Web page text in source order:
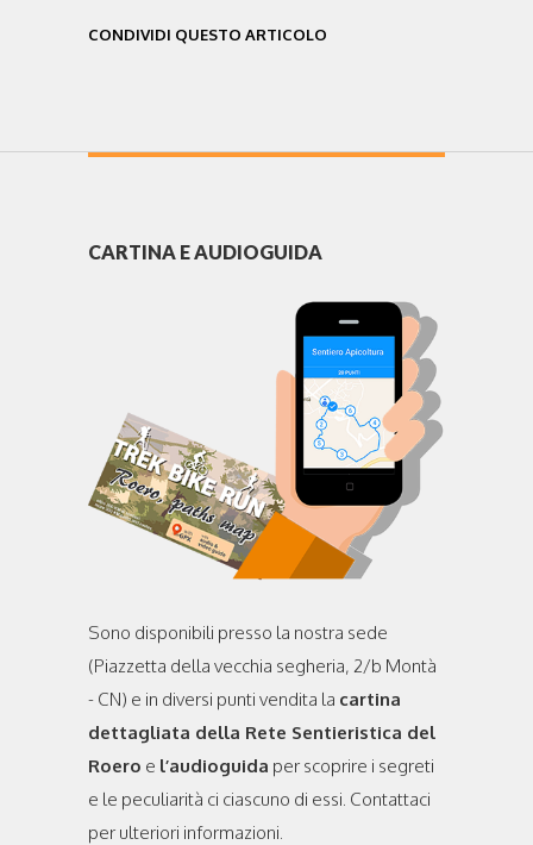
CONDIVIDI QUESTO ARTICOLO
CARTINA E AUDIOGUIDA
Sono disponibili presso la nostra sede
(Piazzetta della vecchia segheria, 2/b Montà
- CN) e in diversi punti vendita la cartina
dettagliata della Rete Sentieristica del
Roero e l’audioguida per scoprire i segreti
e le peculiarità ci ciascuno di essi. Contattaci
per ulteriori informazioni.